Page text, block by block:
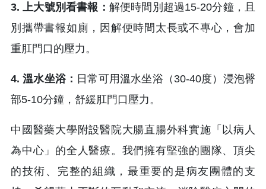
3. 上大號別看書報： 解便時間別超過15-20分鐘，且
別攜帶書報如廁，因解便時間太長或不專心，會加
重肛門口的壓力。
4. 溫水坐浴： 日常可用溫水坐浴（30-40度）浸泡臀
部5-10分鐘，舒緩肛門口壓力。
中國醫藥大學附設醫院大腸直腸外科實施「以病人
為中心」的全人醫療。我們擁有堅強的團隊、頂尖
的技術、完整的組織，最重要的是病友團體的支